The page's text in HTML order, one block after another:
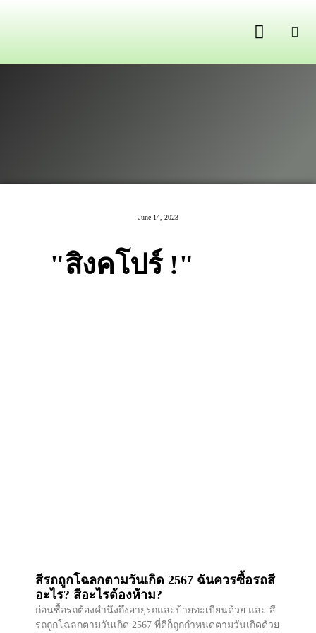
June 14, 2023
"สิงคโปร์ !"
สีรถถูกโฉลกตามวันเกิด 2567 ฉันควรซื้อรถสี
อะไร? สีอะไรต้องห้าม?
ก่อนซื้อรถต้องคำนึงถึงอายุรถและป้ายทะเบียนด้วย และ สี
รถถูกโฉลกตามวันเกิด 2567 ที่ดีก็ถูกกำหนดตามวันเกิดด้วย